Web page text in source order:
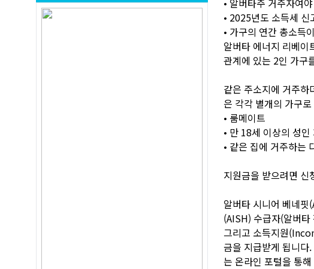
• 알버타주 거주자여
• 2025년도 소득세
• 가구의 연간 총소득
알버타 에너지 리베
관계에 있는 2인 가구
같은 주소지에 거주하
은 각각 별개의 가구
• 룸메이트
• 만 18세 이상의 성인
• 같은 집에 거주하는
지원금을 받으려면 신
알버타 시니어 베네
(AISH) 수급자(알버
그리고 소득지원
금을 지급받게 됩니다
는 온라인 포털을 통